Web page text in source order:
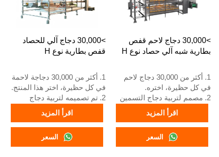
السماد، وجمع البيض يدويًا.
5. رقم WhatsApp الخاص بنا
هو +8618830120193
للشرب والتغذية وتنظيف
السماد، وجمع يدوي.
هو +86 18830120193.
>30,000 دجاج آلي للحصاد
قفص بطارية نوع H
1. أكثر من 30,000 دجاجة لاحمة
في كل حظيرة، اختر هذا المنتج.
2. تم تصميمه لتربية دجاج
التسمين من عمر يوم واحد إلى
45 يومًا حتى يصبح جاهزًا
للسوق.
عامًا.
اقرأ المزيد
السعر
>30,000 دجاج لاحم قفص
بطارية شبه آلي حصاد نوع H
1. أكثر من 30,000 دجاج لاحم
في كل حظيرة، اختره.
2. مصمم لتربية دجاج التسمين
حتى يصبح جاهزًا للسوق.
3. عمره الافتراضي أكثر من 20
4. رقم الواتساب الخاص بخدمة
اقرأ المزيد
السعر